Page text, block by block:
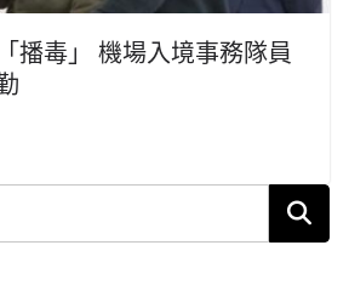
播毒」 機場入境事務隊員